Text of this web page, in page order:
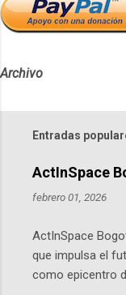
Archivo
Entradas
ActInSpace
febrero 01, 2026
ActInSpace
que impulsa el
como epicentro